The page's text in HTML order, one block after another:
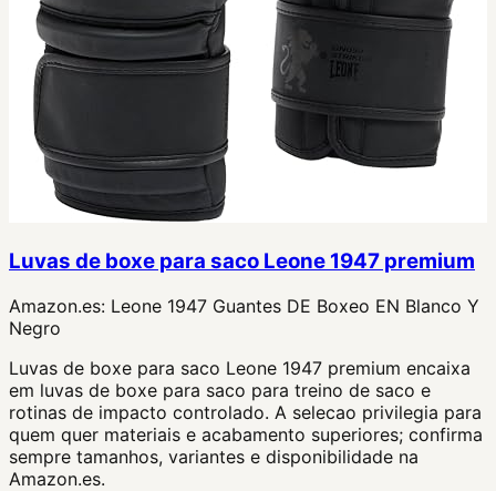
Luvas de boxe para saco Leone 1947 premium
Amazon.es: Leone 1947 Guantes DE Boxeo EN Blanco Y
Negro
Luvas de boxe para saco Leone 1947 premium encaixa
em luvas de boxe para saco para treino de saco e
rotinas de impacto controlado. A selecao privilegia para
quem quer materiais e acabamento superiores; confirma
sempre tamanhos, variantes e disponibilidade na
Amazon.es.